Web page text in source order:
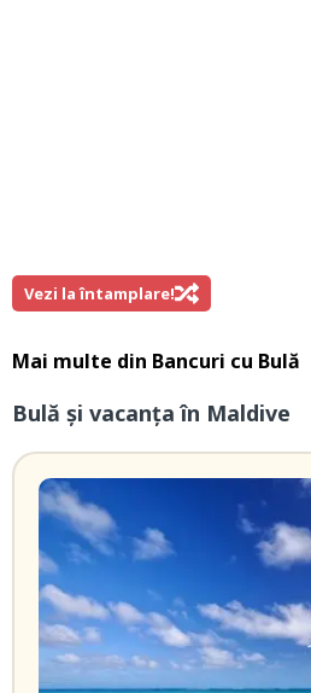
Vezi la întamplare!
Mai multe din Bancuri cu Bulă
Bulă și vacanța în Maldive